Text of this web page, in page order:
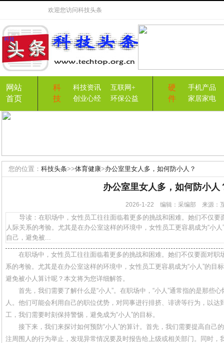
欢迎您访问科技头条
网站
首页
科
技
科技资讯
互联网+
创业心经
环保公益
硬
件
手机产品
家居家电
您的位置： 科技头条>>体育健康>办公室里女人多，如何防小人？
办公室里女人多，如何防小人
2026-1-22 编辑：采编部 来源
导读：在职场中，女性员工往往面临着更多的挑战和困难。她们不仅要
人际关系的考验。尤其是在办公室这样的环境中，女性员工更容易成为“小
自己，避免被...
在职场中，女性员工往往面临着更多的挑战和困难。她们不仅要面对职
系的考验。尤其是在办公室这样的环境中，女性员工更容易成为“小人”的目
避免被小人算计呢？本文将为您详细解答。
首先，我们需要了解什么是“小人”。在职场中，“小人”通常指的是那些
人。他们可能会利用自己的职位优势，对同事进行排挤、诽谤等行为，以达
工，我们需要时刻保持警惕，避免成为“小人”的目标。
接下来，我们来探讨如何预防“小人”的算计。首先，我们需要提高自己
注周围人的行为举止，发现异常情况要及时报告给上级或相关部门。同时，